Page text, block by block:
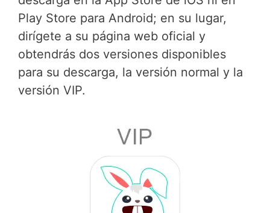
Play Store para Android; en su lugar,
dirígete a su página web oficial y
obtendrás dos versiones disponibles
para su descarga, la versión normal y la
versión VIP.